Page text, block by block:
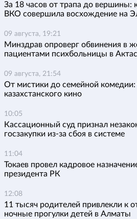
За 18 часов от трапа до вершины:
ВКО совершила восхождение на
09 августа, 19:21
Минздрав опроверг обвинения в
пациентами психбольницы в
09 августа, 21:54
От мистики до семейной комедии:
казахстанского кино
10:05
Кассационный суд признал
госзакупки из-за сбоя в системе
11:04
Токаев провел кадровое
президента РК
12:08
11 тысяч родителей привлекли к
ночные прогулки детей в Алматы